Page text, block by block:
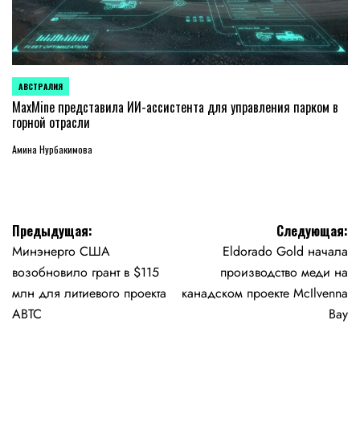
ОПУБЛИКОВАНО
В
АВСТРАЛИЯ
MaxMine представила ИИ-ассистента для управления парком в
горной отрасли
Амина Нурбакимова
Навигация
по
записям
Предыдущая:
Минэнерго США
возобновило грант в $115
млн для литиевого проекта
ABTC
Следующая:
Eldorado Gold начала
производство меди на
канадском проекте McIlvenna
Bay